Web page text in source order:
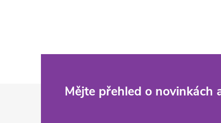
Mějte přehled o novinkách